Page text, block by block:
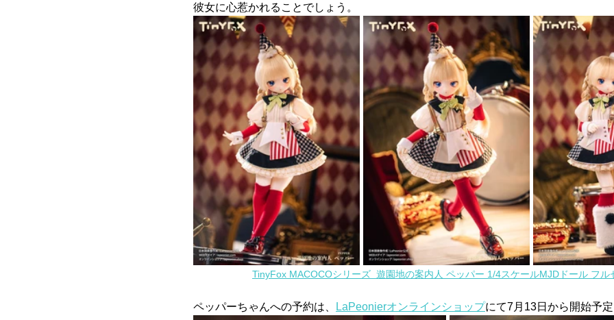
彼女に心惹かれることでしょう。
TinyFox MACOCOシリーズ  遊園地の案内人 ペッパー 1/4スケールMJDドール フ
ペッパーちゃんへの予約は、 LaPeonierオンラインショップにて7月13日から開始予